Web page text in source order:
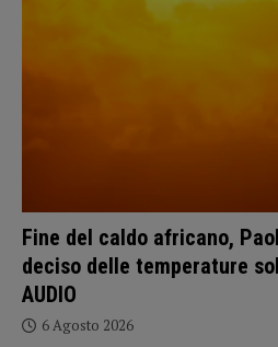
Fine del caldo africano,
deciso delle temperature
AUDIO
6 Agosto 2026